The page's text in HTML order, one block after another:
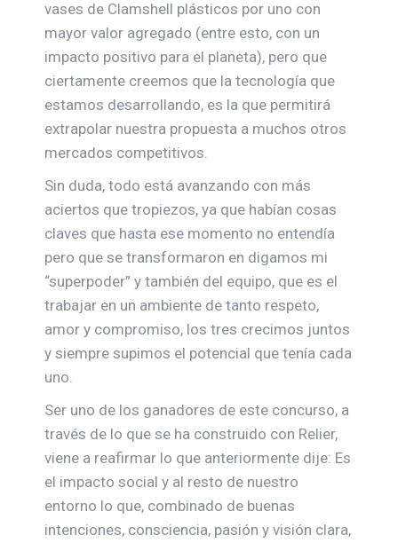
vases de Clamshell plásticos por uno con
mayor valor agregado (entre esto, con un
impacto positivo para el planeta), pero que
ciertamente creemos que la tecnología que
estamos desarrollando, es la que permitirá
extrapolar nuestra propuesta a muchos otros
mercados competitivos.
Sin duda, todo está avanzando con más
aciertos que tropiezos, ya que habían cosas
claves que hasta ese momento no entendía
pero que se transformaron en digamos mi
“superpoder” y también del equipo, que es el
trabajar en un ambiente de tanto respeto,
amor y compromiso, los tres crecimos juntos
y siempre supimos el potencial que tenía cada
uno.
Ser uno de los ganadores de este concurso, a
través de lo que se ha construido con Relier,
viene a reafirmar lo que anteriormente dije: Es
el impacto social y al resto de nuestro
entorno lo que, combinado de buenas
intenciones, consciencia, pasión y visión clara,